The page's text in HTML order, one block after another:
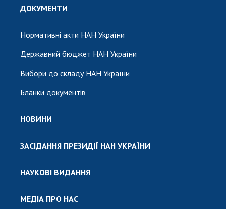
ДОКУМЕНТИ
Нормативні акти НАН України
Державний бюджет НАН України
Вибори до складу НАН України
Бланки документів
НОВИНИ
ЗАСІДАННЯ ПРЕЗИДІЇ НАН УКРАЇНИ
НАУКОВІ ВИДАННЯ
МЕДІА ПРО НАС